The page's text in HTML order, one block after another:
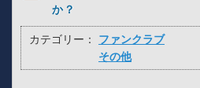
か？
カテゴリー：
ファンクラブ
その他